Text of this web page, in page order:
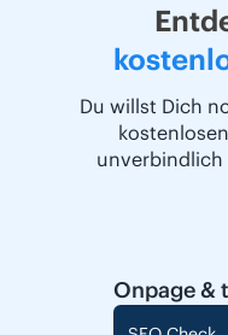
Du willst Dich
unverbindlich
Onpage &